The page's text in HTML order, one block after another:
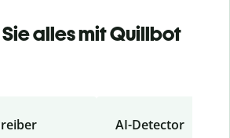
alles mit Quillbot
AI-Detector